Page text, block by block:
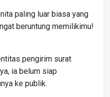
paling luar biasa yang
beruntung memilikimu!
pengirim surat
ia belum siap
ke publik.